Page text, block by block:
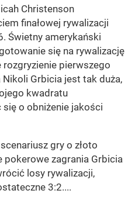
Christenson
finałowej rywalizacji
Świetny amerykański
się na rywalizację
pierwszego
Nikoli Grbicia jest tak duża,
kwadratu
o obniżenie jakości
gry o złoto
pokerowe zagrania Grbicia
losy rywalizacji,
3:2....